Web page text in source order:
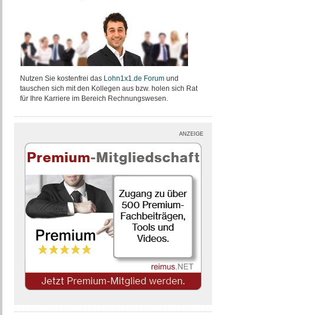
Nutzen Sie kostenfrei das Lohn1x1.de Forumund
tauschen sich mit den Kollegen aus bzw. holen sich Rat
für Ihre Karriere im Bereich Rechnungswesen.
ANZEIGE